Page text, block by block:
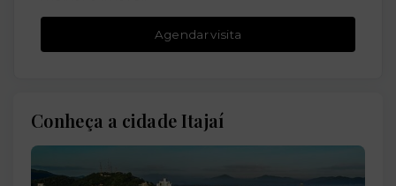
Agendar visita
Conheça a cidade Itajaí